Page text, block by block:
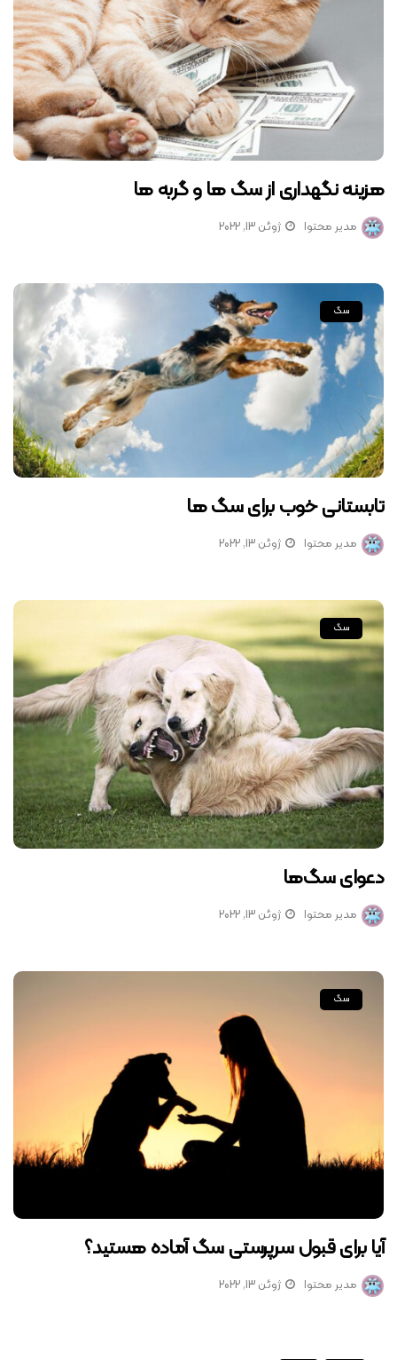
هزینه نگهداری از سگ ها و گربه ها
مدیر محتوا ژوئن 13, 2022
سگ
تابستانی خوب برای سگ ها
مدیر محتوا ژوئن 13, 2022
سگ
دعوای سگ‌ها
مدیر محتوا ژوئن 13, 2022
سگ
آیا برای قبول سرپرستی سگ آماده هستید؟
مدیر محتوا ژوئن 13, 2022